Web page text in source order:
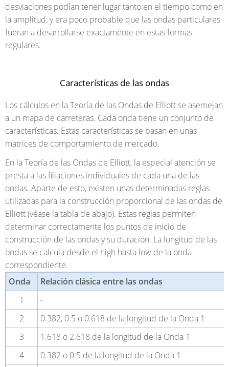
desviaciones podían tener lugar tanto en el tiempo como en
la amplitud, y era poco probable que las ondas particulares
fueran a desarrollarse exactamente en estas formas
regulares.
Características de las ondas
Los cálculos en la Teoría de las Ondas de Elliott se asemejan
a un mapa de carreteras. Cada onda tiene un conjunto de
características. Estas características se basan en unas
matrices de comportamiento de mercado.
En la Teoría de las Ondas de Elliott, la especial atención se
presta a las filiaciones individuales de cada una de las
ondas. Aparte de esto, existen unas determinadas reglas
utilizadas para la construcción proporcional de las ondas de
Elliott (véase la tabla de abajo). Estas reglas permiten
determinar correctamente los puntos de inicio de
construcción de las ondas y su duración. La longitud de las
ondas se calcula desde el high hasta low de la onda
correspondiente.
Onda
Relación clásica entre las ondas
1
-
2
0.382, 0.5 o 0.618 de la longitud de la Onda 1
3
1.618 o 2.618 de la longitud de la Onda 1
4
0.382 o 0.5 de la longitud de la Onda 1